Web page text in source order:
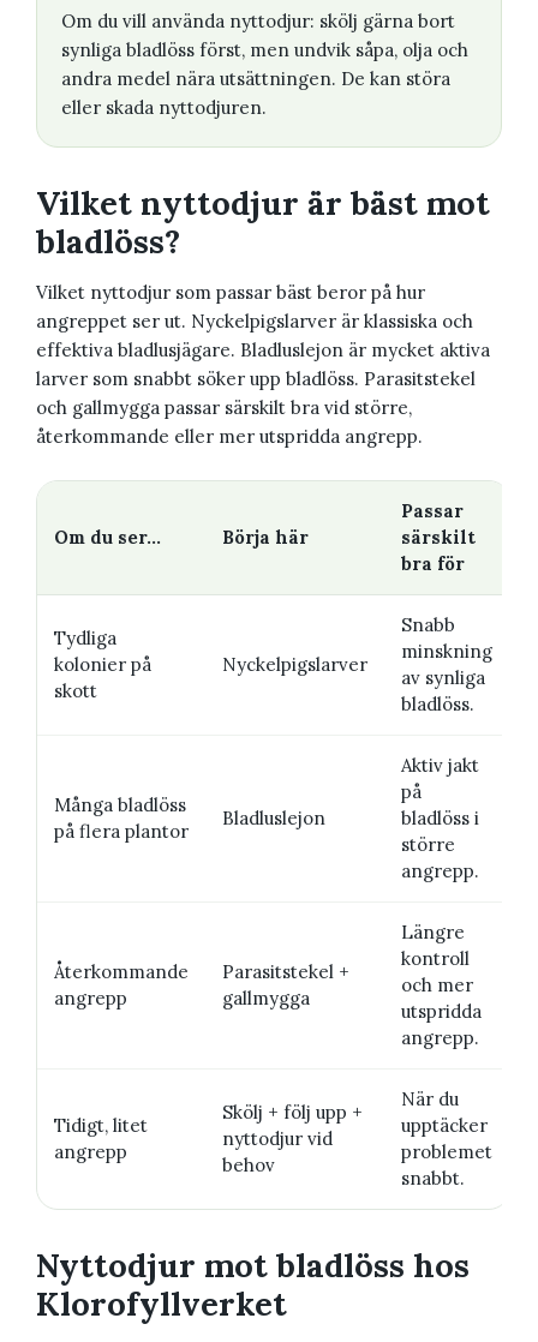
Om du vill använda nyttodjur: skölj gärna bort
synliga bladlöss först, men undvik såpa, olja och
andra medel nära utsättningen. De kan störa
eller skada nyttodjuren.
Vilket nyttodjur är bäst mot
bladlöss?
Vilket nyttodjur som passar bäst beror på hur
angreppet ser ut. Nyckelpigslarver är klassiska och
effektiva bladlusjägare. Bladluslejon är mycket aktiva
larver som snabbt söker upp bladlöss. Parasitstekel
och gallmygga passar särskilt bra vid större,
återkommande eller mer utspridda angrepp.
Om du ser... Börja här
Passar
särskilt
bra för
Tydliga
kolonier på
skott
Nyckelpigslarver
Snabb
minskning
av synliga
bladlöss.
Många bladlöss
på flera plantor
Bladluslejon
Aktiv jakt
på
bladlöss i
större
angrepp.
Återkommande
angrepp
Parasitstekel +
gallmygga
Längre
kontroll
och mer
utspridda
angrepp.
Tidigt, litet
angrepp
Skölj + följ upp +
nyttodjur vid
behov
När du
upptäcker
problemet
snabbt.
Nyttodjur mot bladlöss hos
Klorofyllverket